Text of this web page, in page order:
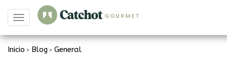
Toggle
navigation
Inicio > Blog > General